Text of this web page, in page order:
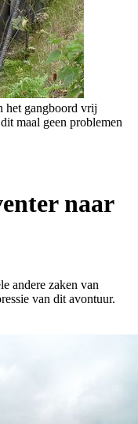
het gangboord vrij
maal geen problemen
naar
andere zaken van
van dit avontuur.